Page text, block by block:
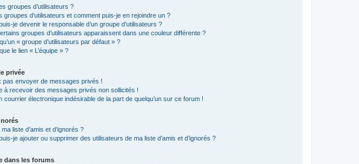
groupes d’utilisateurs ?
groupes d’utilisateurs et comment puis-je en rejoindre un ?
je devenir le responsable d’un groupe d’utilisateurs ?
groupes d’utilisateurs apparaissent dans une couleur différente ?
« groupe d’utilisateurs par défaut » ?
le lien « L’équipe » ?
privée
pas envoyer de messages privés !
à recevoir des messages privés non sollicités !
courrier électronique indésirable de la part de quelqu’un sur ce forum !
liste d’amis et d’ignorés ?
je ajouter ou supprimer des utilisateurs de ma liste d’amis et d’ignorés ?
dans les forums